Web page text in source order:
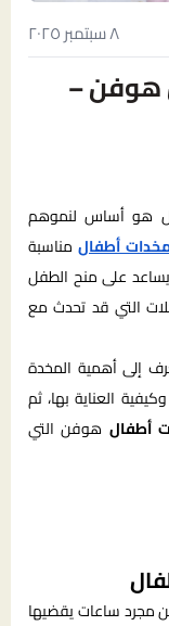
٨ سبتمبر ٢٠٢٥
هوفن –
بل هو أساس لنموهم
أطفال مناسبة
على منح الطفل
التي قد تحدث مع
إلى أهمية المخدة
العناية بها، ثم
أطفال هوفن التي
مجرد ساعات يقضيها